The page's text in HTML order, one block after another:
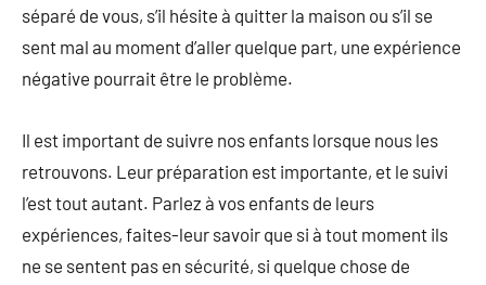
séparé de vous, s’il hésite à quitter la maison ou s’il se
sent mal au moment d’aller quelque part, une expérience
négative pourrait être le problème.
Il est important de suivre nos enfants lorsque nous les
retrouvons. Leur préparation est importante, et le suivi
l’est tout autant. Parlez à vos enfants de leurs
expériences, faites-leur savoir que si à tout moment ils
ne se sentent pas en sécurité, si quelque chose de